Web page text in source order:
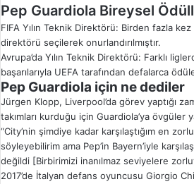
Pep Guardiola Bireysel
FIFA Yılın Teknik Direktörü: Birden fazla
direktörü seçilerek onurlandırılmıştır.
Avrupa’da Yılın Teknik Direktörü: Farklı
başarılarıyla UEFA tarafından defalarca
Pep Guardiola için ne dediler
Jürgen Klopp, Liverpool’da görev yaptığı
takımları kurduğu için Guardiola’ya övgüler
“City’nin şimdiye kadar karşılaştığım en
söyleyebilirim ama Pep’in Bayern’iyle
değildi [Birbirimizi inanılmaz seviyelere
2017’de İtalyan defans oyuncusu Giorgio